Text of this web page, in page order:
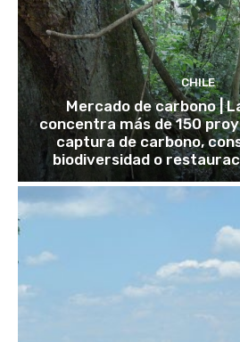
CHILE
Mercado de carbono |
concentra más de 150
captura de carbono,
biodiversidad o